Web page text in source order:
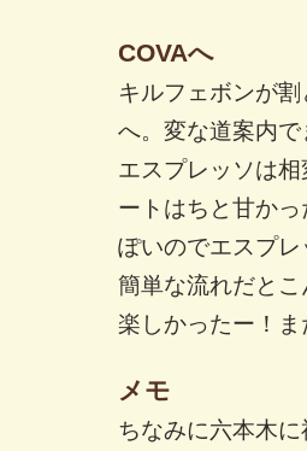
COVAへ
キルフェボンが
へ。変な道案内
エスプレッソは
ートはちと甘か
ぽいのでエスプ
簡単な流れだと
楽しかったー！ま
メモ
ちなみに六本木